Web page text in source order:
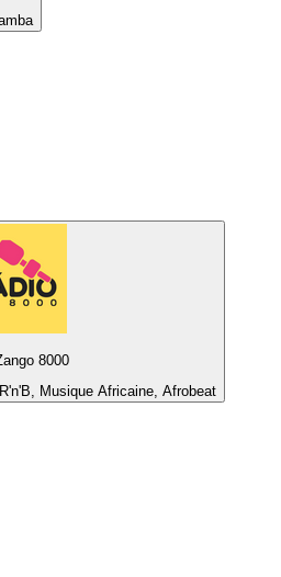
8000
Musique Africaine, Afrobeat